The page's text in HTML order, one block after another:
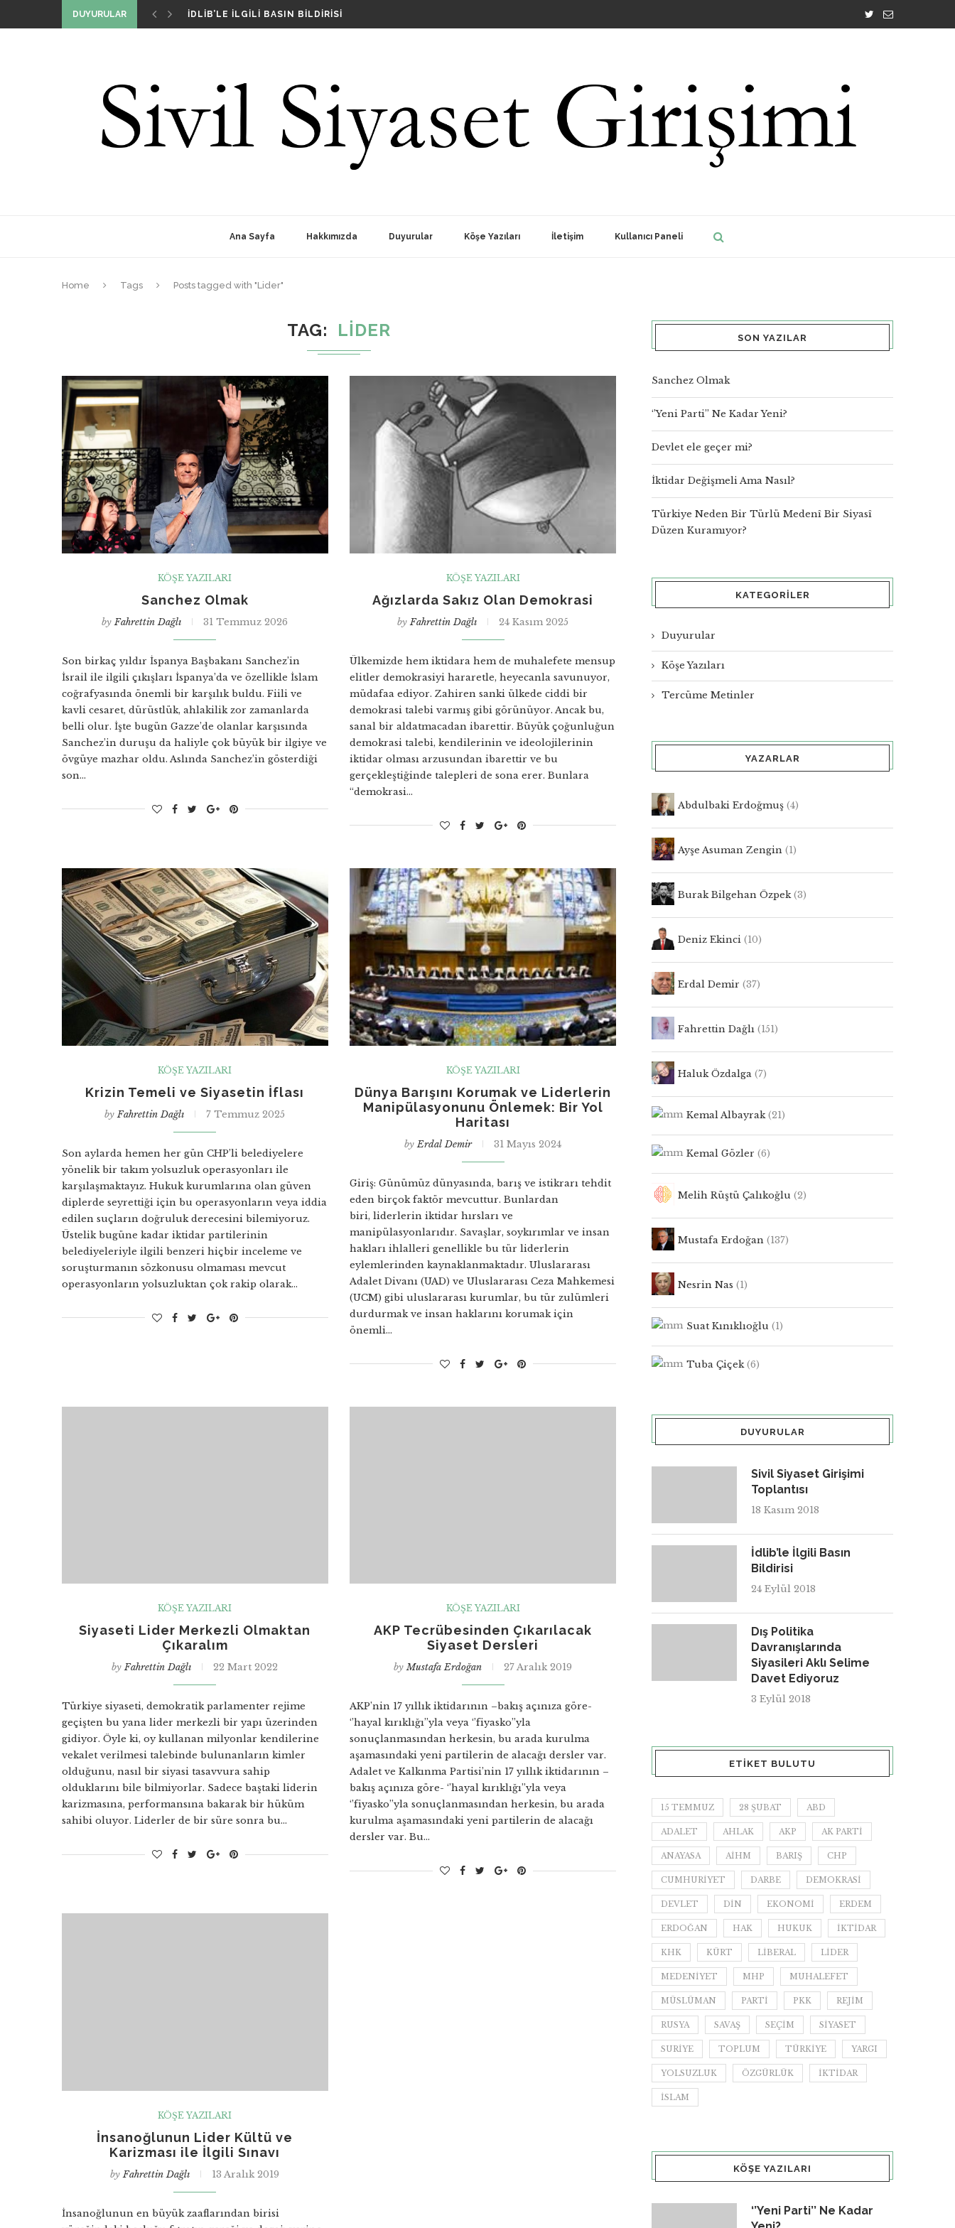
DUYURULAR
DIŞ POLITIKA DAVRANIŞLARINDA SIYASILERI AKLI SELIME DAVET EDIYORUZ
Ana Sayfa Hakkımızda Duyurular Köşe Yazıları İletişim Kullanıcı Paneli
Home Tags Posts tagged with "Lider"
TAG LIDER
KÖŞE YAZILARI
Sanchez Olmak
byFahrettin Dağlı 31 Temmuz 2026
Son birkaç yıldır İspanya Başbakanı Sanchez’in
İsrail ile ilgili çıkışları İspanya’da ve özellikle İslam
coğrafyasında önemli bir karşılık buldu. Fiili ve
kavli cesaret, dürüstlük, ahlakilik zor zamanlarda
belli olur. İşte bugün Gazze’de olanlar karşısında
Sanchez’in duruşu da haliyle çok büyük bir ilgiye ve
övgüye mazhar oldu. Aslında Sanchez’in gösterdiği
son…
KÖŞE YAZILARI
Ağızlarda Sakız Olan Demokrasi
byFahrettin Dağlı 24 Kasım 2025
Ülkemizde hem iktidara hem de muhalefete mensup
elitler demokrasiyi hararetle, heyecanla savunuyor,
müdafaa ediyor. Zahiren sanki ülkede ciddi bir
demokrasi talebi varmış gibi görünüyor. Ancak bu,
sanal bir aldatmacadan ibarettir. Büyük çoğunluğun
demokrasi talebi, kendilerinin ve ideolojilerinin
iktidar olması arzusundan ibarettir ve bu
gerçekleştiğinde talepleri de sona erer. Bunlara
“demokrasi…
KÖŞE YAZILARI
Krizin Temeli ve Siyasetin İflası
byFahrettin Dağlı 7 Temmuz 2025
Son aylarda hemen her gün CHP’li belediyelere
yönelik bir takım yolsuzluk operasyonları ile
karşılaşmaktayız. Hukuk kurumlarına olan güven
diplerde seyrettiği için bu operasyonların veya iddia
edilen suçların doğruluk derecesini bilemiyoruz.
Üstelik bugüne kadar iktidar partilerinin
belediyeleriyle ilgili benzeri hiçbir inceleme ve
soruşturmanın sözkonusu olmaması mevcut
operasyonların yolsuzluktan çok rakip olarak…
KÖŞE YAZILARI
Dünya Barışını Korumak ve Liderlerin
Manipülasyonunu Önlemek: Bir Yol
Haritası
byErdal Demir 31 Mayıs 2024
Giriş: Günümüz dünyasında, barış ve istikrarı tehdit
eden birçok faktör mevcuttur. Bunlardan
biri, liderlerin iktidar hırsları ve
manipülasyonlarıdır. Savaşlar, soykırımlar ve insan
hakları ihlalleri genellikle bu tür liderlerin
eylemlerinden kaynaklanmaktadır. Uluslararası
Adalet Divanı (UAD) ve Uluslararası Ceza Mahkemesi
(UCM) gibi uluslararası kurumlar, bu tür zulümleri
durdurmak ve insan haklarını korumak için
önemli…
KÖŞE YAZILARI
Siyaseti Lider Merkezli Olmaktan
Çıkaralım
byFahrettin Dağlı 22 Mart 2022
Türkiye siyaseti, demokratik parlamenter rejime
geçişten bu yana lider merkezli bir yapı üzerinden
gidiyor. Öyle ki, oy kullanan milyonlar kendilerine
vekalet verilmesi talebinde bulunanların kimler
olduğunu, nasıl bir siyasi tasavvura sahip
olduklarını bile bilmiyorlar. Sadece baştaki liderin
karizmasına, performansına bakarak bir hüküm
sahibi oluyor. Liderler de bir süre sonra bu…
KÖŞE YAZILARI
AKP Tecrübesinden Çıkarılacak
Siyaset Dersleri
byMustafa Erdoğan 27 Aralık 2019
AKP’nin 17 yıllık iktidarının –bakış açınıza göre-
‘’hayal kırıklığı’’yla veya ‘’fiyasko’’yla
sonuçlanmasından herkesin, bu arada kurulma
aşamasındaki yeni partilerin de alacağı dersler var.
Adalet ve Kalkınma Partisi’nin 17 yıllık iktidarının –
bakış açınıza göre- ‘’hayal kırıklığı’’yla veya
‘’fiyasko’’yla sonuçlanmasından herkesin, bu arada
kurulma aşamasındaki yeni partilerin de alacağı
dersler var. Bu…
KÖŞE YAZILARI
İnsanoğlunun Lider Kültü ve
Karizması ile İlgili Sınavı
byFahrettin Dağlı 13 Aralık 2019
İnsanoğlunun en büyük zaaflarından birisi
SON YAZILAR
Sanchez Olmak
‘’Yeni Parti’’ Ne Kadar Yeni?
Devlet ele geçer mi?
İktidar Değişmeli Ama Nasıl?
Türkiye Neden Bir Türlü Medenî Bir Siyasî
Düzen Kuramıyor?
KATEGORILER
Duyurular
Köşe Yazıları
Tercüme Metinler
YAZARLAR
Abdulbaki Erdoğmuş (4)
Ayşe Asuman Zengin (1)
Burak Bilgehan Özpek(3)
Deniz Ekinci (10)
Erdal Demir (37)
Fahrettin Dağlı (151)
Haluk Özdalga (7)
Kemal Albayrak(21)
Kemal Gözler (6)
Melih Rüştü Çalıkoğlu (2)
Mustafa Erdoğan (137)
Nesrin Nas (1)
Suat Kınıklıoğlu (1)
Tuba Çiçek(6)
DUYURULAR
Sivil Siyaset Girişimi
Toplantısı
18 Kasım 2018
İdlib’le İlgili Basın
Bildirisi
24 Eylül 2018
Dış Politika
Davranışlarında
Siyasileri Aklı Selime
Davet Ediyoruz
3 Eylül 2018
ETIKET BULUTU
15 TEMMUZ 28 ŞUBAT ABD
ADALET AHLAK AKP AK PARTI
ANAYASA AİHM BARIŞ CHP
CUMHURIYET DARBE DEMOKRASI
DEVLET DIN EKONOMI ERDEM
ERDOĞAN HAK HUKUK IKTIDAR
KHK KÜRT LIBERAL LIDER
MEDENIYET MHP MUHALEFET
MÜSLÜMAN PARTI PKK REJIM
RUSYA SAVAŞ SEÇIM SIYASET
SURIYE TOPLUM TÜRKIYE YARGI
YOLSUZLUK ÖZGÜRLÜK İKTIDAR
İSLAM
KÖŞE YAZILARI
‘’Yeni Parti’’ Ne Kadar